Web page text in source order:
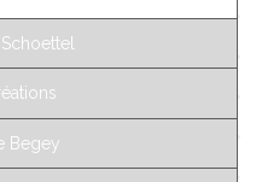
Begey